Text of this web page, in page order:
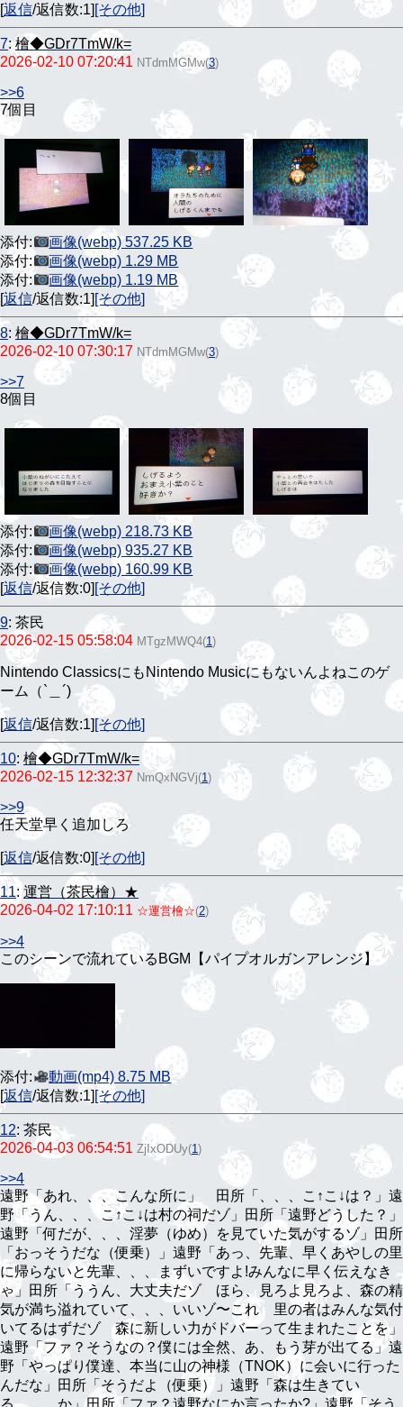
[返信/返信数:1] [その他]
7:檜◆GDr7TmW/k=
2026-02-10 07:20:41 NTdmMGMw(3)
>>6
7個目
添付:
画像(webp) 537.25 KB
添付:
画像(webp) 1.29 MB
添付:
画像(webp) 1.19 MB
[返信/返信数:1][その他]
8: 檜◆GDr7TmW/k=
2026-02-10 07:30:17 NTdmMGMw(3)
>>7
8個目
添付:
画像(webp) 218.73 KB
添付:
画像(webp) 935.27 KB
添付:
画像(webp) 160.99 KB
[返信/返信数:0] [その他]
9: 茶民
2026-02-15 05:58:04 MTgzMWQ4(1)
Nintendo ClassicsにもNintendo Musicにもないんよねこのゲ
ーム（`＿´)
[返信/返信数:1] [その他]
10: 檜◆GDr7TmW/k=
2026-02-15 12:32:37 NmQxNGVj(1)
>>9
任天堂早く追加しろ
[返信/返信数:0] [その他]
11: 運営（茶民檜）★
2026-04-02 17:10:11 ☆運営檜☆(2)
>>4
このシーンで流れているBGM【パイプオルガンアレンジ】
添付:
動画(mp4) 8.75 MB
[返信/返信数:1] [その他]
12: 茶民
2026-04-03 06:54:51 ZjIxODUy(1)
>>4
遠野「あれ、、、こんな所に」 田所「、、、こ↑こ↓は？」遠
野「うん、、、こ↑こ↓は村の祠だゾ」田所「遠野どうした？」
遠野「何だが、、、淫夢（ゆめ）を見ていた気がするゾ」田所
「おっそうだな（便乗）」遠野「あっ、先輩、早くあやしの里
に帰らないと先輩、、、まずいですよ!みんなに早く伝えなき
ゃ」田所「ううん、大丈夫だゾ ほら、見ろよ見ろよ、森の精
気が満ち溢れていて、、、いいゾ〜これ 里の者はみんな気付
いてるはずだゾ 森に新しい力がドバーって生まれたことを」
遠野「ファ？そうなの？僕には全然、あ、もう芽が出てる」遠
野「やっぱり僕達、本当に山の神様（TNOK）に会いに行った
んだな」田所「そうだよ（便乗）」遠野「森は生きてい